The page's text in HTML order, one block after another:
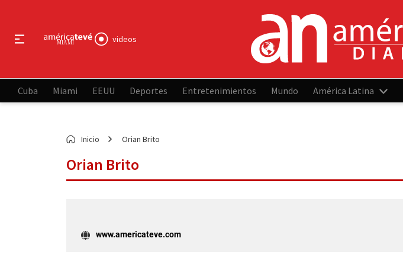
videos
Cuba Miami EEUU Deportes Entretenimientos Mundo América Latina
Inicio Orian Brito
Orian Brito
www.americateve.com